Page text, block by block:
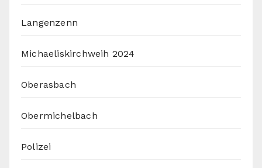
Langenzenn
Michaeliskirchweih 2024
Oberasbach
Obermichelbach
Polizei